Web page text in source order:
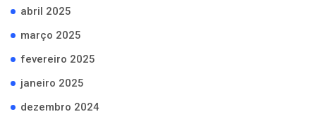
abril 2025
março 2025
fevereiro 2025
janeiro 2025
dezembro 2024